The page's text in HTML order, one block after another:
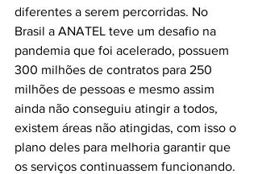
diferentes a serem percorridas. No
Brasil a ANATEL teve um desafio na
pandemia que foi acelerado, possuem
300 milhões de contratos para 250
milhões de pessoas e mesmo assim
ainda não conseguiu atingir a todos,
existem áreas não atingidas, com isso o
plano deles para melhoria garantir que
os serviços continuassem funcionando.